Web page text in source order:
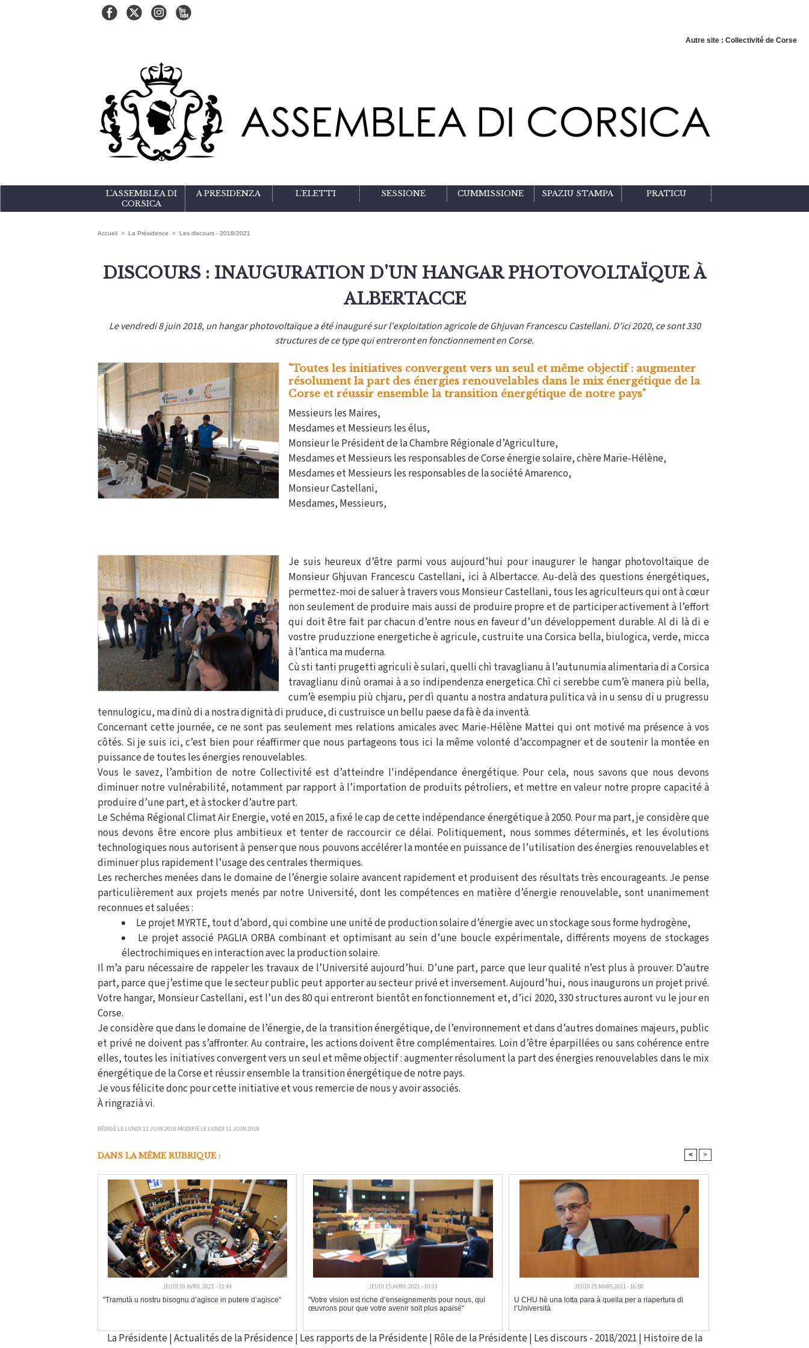
Autre site : Collectivité de Corse
L'ASSEMBLEA DI
CORSICA
A PRESIDENZA L'ELETTI SESSIONE CUMMISSIONE SPAZIU STAMPA PRATICU
Accueil > La Présidence > Les discours - 2018/2021
DISCOURS : INAUGURATION D'UN HANGAR PHOTOVOLTAÏQUE À
ALBERTACCE
Le vendredi 8 juin 2018, un hangar photovoltaïque a été inauguré sur l'exploitation agricole de Ghjuvan Francescu Castellani. D'ici 2020, ce sont 330
structures de ce type qui entreront en fonctionnement en Corse.
"Toutes les initiatives convergent vers un seul et même objectif : augmenter
résolument la part des énergies renouvelables dans le mix énergétique de la
Corse et réussir ensemble la transition énergétique de notre pays"
Messieurs les Maires,
Mesdames et Messieurs les élus,
Monsieur le Président de la Chambre Régionale d’Agriculture,
Mesdames et Messieurs les responsables de Corse énergie solaire, chère Marie-Hélène,
Mesdames et Messieurs les responsables de la société Amarenco,
Monsieur Castellani,
Mesdames, Messieurs,
Je suis heureux d’être parmi vous aujourd’hui pour inaugurer le hangar photovoltaïque de
Monsieur Ghjuvan Francescu Castellani, ici à Albertacce. Au-delà des questions énergétiques,
permettez-moi de saluer à travers vous Monsieur Castellani, tous les agriculteurs qui ont à cœur
non seulement de produire mais aussi de produire propre et de participer activement à l’effort
qui doit être fait par chacun d’entre nous en faveur d’un développement durable. Al di là di e
vostre pruduzzione energetiche è agricule, custruite una Corsica bella, biulogica, verde, micca
à l’antica ma muderna.
Cù sti tanti prugetti agriculi è sulari, quelli chì travaglianu à l’autunumia alimentaria di a Corsica
travaglianu dinù oramai à a so indipendenza energetica. Chì ci serebbe cum’è manera più bella,
cum’è esempiu più chjaru, per dì quantu a nostra andatura pulitica và in u sensu di u prugressu
tennulogicu, ma dinù di a nostra dignità di pruduce, di custruisce un bellu paese da fà è da inventà.
Concernant cette journée, ce ne sont pas seulement mes relations amicales avec Marie-Hélène Mattei qui ont motivé ma présence à vos
côtés. Si je suis ici, c’est bien pour réaffirmer que nous partageons tous ici la même volonté d’accompagner et de soutenir la montée en
puissance de toutes les énergies renouvelables.
Vous le savez, l’ambition de notre Collectivité est d’atteindre l'indépendance énergétique. Pour cela, nous savons que nous devons
diminuer notre vulnérabilité, notamment par rapport à l’importation de produits pétroliers, et mettre en valeur notre propre capacité à
produire d’une part, et à stocker d’autre part.
Le Schéma Régional Climat Air Energie, voté en 2015, a fixé le cap de cette indépendance énergétique à 2050. Pour ma part, je considère que
nous devons être encore plus ambitieux et tenter de raccourcir ce délai. Politiquement, nous sommes déterminés, et les évolutions
technologiques nous autorisent à penser que nous pouvons accélérer la montée en puissance de l’utilisation des énergies renouvelables et
diminuer plus rapidement l’usage des centrales thermiques.
Les recherches menées dans le domaine de l’énergie solaire avancent rapidement et produisent des résultats très encourageants. Je pense
particulièrement aux projets menés par notre Université, dont les compétences en matière d’énergie renouvelable, sont unanimement
reconnues et saluées :
Le projet MYRTE, tout d’abord, qui combine une unité de production solaire d’énergie avec un stockage sous forme hydrogène,
Le projet associé PAGLIA ORBA combinant et optimisant au sein d’une boucle expérimentale, différents moyens de stockages
électrochimiques en interaction avec la production solaire.
Il m’a paru nécessaire de rappeler les travaux de l’Université aujourd’hui. D’une part, parce que leur qualité n’est plus à prouver. D’autre
part, parce que j’estime que le secteur public peut apporter au secteur privé et inversement. Aujourd’hui, nous inaugurons un projet privé.
Votre hangar, Monsieur Castellani, est l’un des 80 qui entreront bientôt en fonctionnement et, d’ici 2020, 330 structures auront vu le jour en
Corse.
Je considère que dans le domaine de l’énergie, de la transition énergétique, de l’environnement et dans d’autres domaines majeurs, public
et privé ne doivent pas s’affronter. Au contraire, les actions doivent être complémentaires. Loin d’être éparpillées ou sans cohérence entre
elles, toutes les initiatives convergent vers un seul et même objectif : augmenter résolument la part des énergies renouvelables dans le mix
énergétique de la Corse et réussir ensemble la transition énergétique de notre pays.
Je vous félicite donc pour cette initiative et vous remercie de nous y avoir associés.
À ringrazià vi.
RÉDIGÉ LE LUNDI 11 JUIN 2018 MODIFIÉ LE LUNDI 11 JUIN 2018
DANS LA MÊME RUBRIQUE : < >
JEUDI 29 AVRIL 2021 - 11:44
"Tramutà u nostru bisognu d’agisce in putere d’agisce"
JEUDI 15 AVRIL 2021 - 10:33
"Votre vision est riche d’enseignements pour nous, qui
œuvrons pour que votre avenir soit plus apaisé"
JEUDI 25 MARS 2021 - 16:58
U CHU hè una lotta para à quella per a riapertura di
l’Università
La Présidente|Actualités de la Présidence| Les rapports de la Présidente| Rôle de la Présidente| Les discours - 2018/2021 | Histoire de la